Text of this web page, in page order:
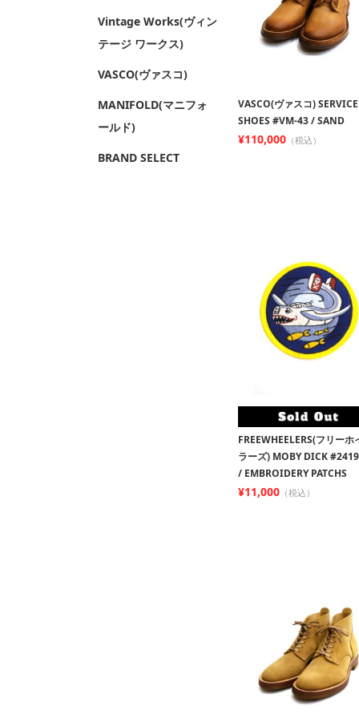
VASCO(ヴァスコ) SERVICE
SHOES #VM-43 / SAND
¥110,000 （税込）
FREEWHEELERS(フリーホ
ラーズ) MOBY DICK
/ EMBROIDERY PATCHS
¥11,000 （税込）
Vintage Works(ヴィン
テージ ワークス)
VASCO(ヴァスコ)
MANIFOLD(マニフォ
ールド)
BRAND SELECT